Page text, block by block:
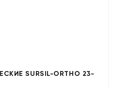
SURSIL-ORTHO 23-